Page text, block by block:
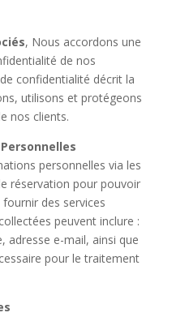
, Nous accordons une
de nos
confidentialité décrit la
utilisons et protégeons
nos clients.
personnelles via les
réservation pour pouvoir
des services
peuvent inclure :
adresse e-mail, ainsi que
pour le traitement